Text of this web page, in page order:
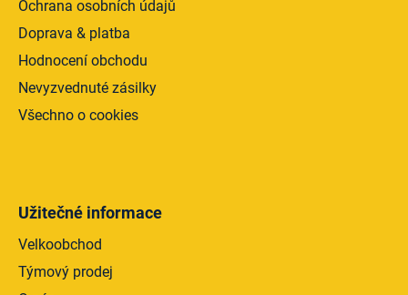
Ochrana osobních údajů
Doprava & platba
Hodnocení obchodu
Nevyzvednuté zásilky
Všechno o cookies
Užitečné informace
Velkoobchod
Týmový prodej